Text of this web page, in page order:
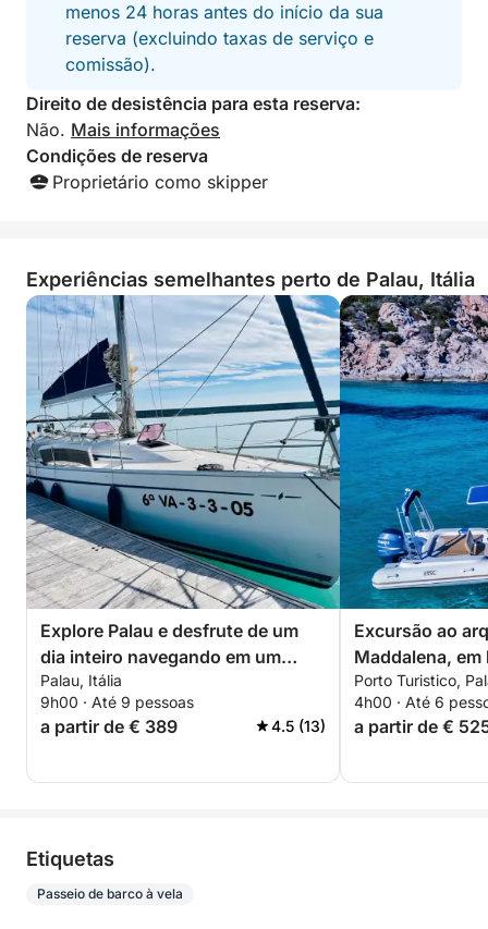
menos 24 horas antes do início da sua
reserva (excluindo taxas de serviço e
comissão).
Direito de desistência para esta reserva:
Não. Mais informações
Condições de reserva
Proprietário como skipper
Experiências semelhantes perto de Palau, Itália
Explore Palau e desfrute de um
dia inteiro navegando em um
veleiro.
Palau, Itália
9h00 · Até 9 pessoas
a partir de € 389 4.5 (13)
Excursão ao
Maddalena,
65, com piloto
Porto Turistico,
4h00 · Até 6
a partir de €
Etiquetas
Passeio de barco à vela